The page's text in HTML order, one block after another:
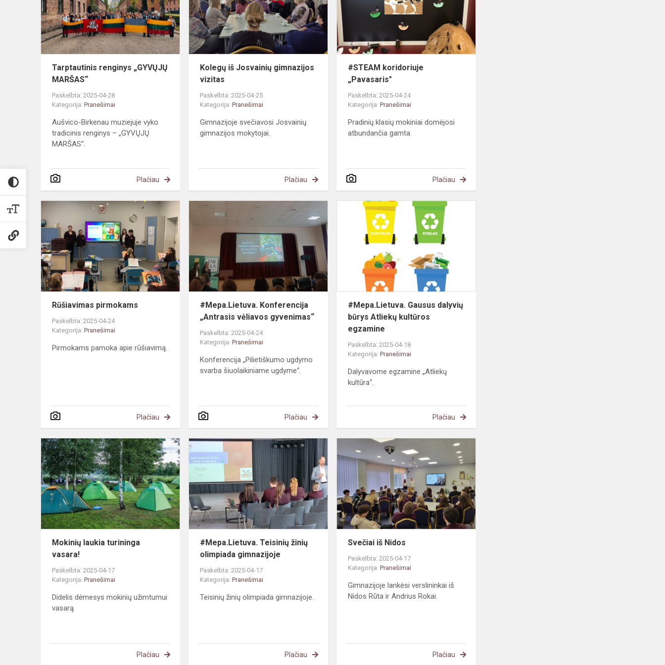
MARŠAS“
Tarptautinis renginys „GYVŲJŲ
MARŠAS“
Paskelbta: 2025-04-28
Kategorija: Pranešimai
Aušvico-Birkenau muziejuje vyko
tradicinis renginys – „GYVŲJŲ
MARŠAS“.
Plačiau
gimnazijos
vizitas
Kolegų iš Josvainių gimnazijos
vizitas
Paskelbta: 2025-04-25
Kategorija:Pranešimai
Gimnazijoje svečiavosi Josvainių
gimnazijos mokytojai.
Plačiau
#STEAM koridoriuje
„Pavasaris"
Paskelbta: 2025-04-24
Kategorija:Pranešimai
Pradinių klasių mokiniai domėjosi
atbundančia gamta.
Plačiau
Rūšiavimas
pirmokams
Rūšiavimas pirmokams
Paskelbta: 2025-04-24
Kategorija: Pranešimai
Pirmokams pamoka apie rūšiavimą.
Plačiau
#Mepa.Lietuva.
Konferencija
„Antrasis
#Mepa.Lietuva. Konferencija
„Antrasis vėliavos gyvenimas“
Paskelbta: 2025-04-24
Kategorija:Pranešimai
Konferencija „Pilietiškumo ugdymo
svarba šiuolaikiniame ugdyme“.
Plačiau
#Mepa.Lietuva. Gausus dalyvių
būrys Atliekų kultūros
egzamine
Paskelbta: 2025-04-18
Kategorija:Pranešimai
Dalyvavome egzamine „Atliekų
kultūra“.
Plačiau
Mokinių
laukia
turininga
vasara!
Mokinių laukia turininga
vasara!
Paskelbta: 2025-04-17
Kategorija: Pranešimai
Didelis dėmesys mokinių užimtumui
vasarą.
Plačiau
#Mepa.Lietuva.
Teisinių
žinių
olimpiada
gimnazijoje
#Mepa.Lietuva. Teisinių žinių
olimpiada gimnazijoje
Paskelbta: 2025-04-17
Kategorija:Pranešimai
Teisinių žinių olimpiada gimnazijoje.
Plačiau
Nidos
Svečiai iš Nidos
Paskelbta: 2025-04-17
Kategorija:Pranešimai
Gimnazijoje lankėsi verslininkai iš
Nidos Rūta ir Andrius Rokai.
Plačiau